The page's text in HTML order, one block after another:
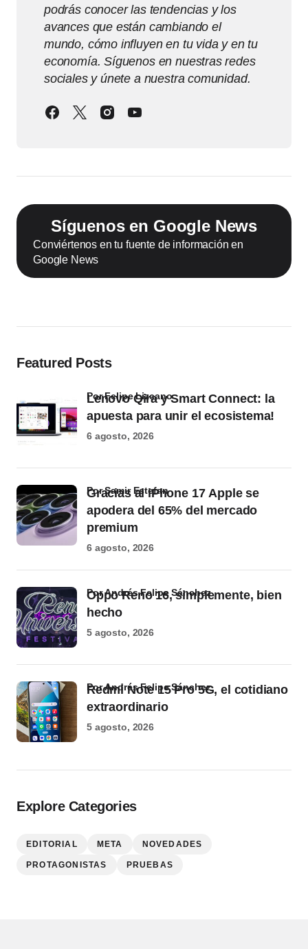
podrás conocer las tendencias y los
avances que están cambiando el
mundo, cómo influyen en tu vida y en tu
economía. Síguenos en nuestras redes
sociales y únete a nuestra comunidad.
Síguenos en Google News
Conviértenos en tu fuente de información en
Google News
Featured Posts
Lenovo Qira y Smart Connect: la
apuesta para unir el ecosistema!
por Felipe Lizcano
6 agosto, 2026
Gracias al iPhone 17 Apple se
apodera del 65% del mercado
premium
por Samir Estefan
6 agosto, 2026
Oppo Reno 16, simplemente, bien
hecho
por Andrés Felipe Sánchez
5 agosto, 2026
Redmi Note 15 Pro 5G, el cotidiano
extraordinario
por Andrés Felipe Sánchez
5 agosto, 2026
Explore Categories
EDITORIAL META NOVEDADES
PROTAGONISTAS PRUEBAS